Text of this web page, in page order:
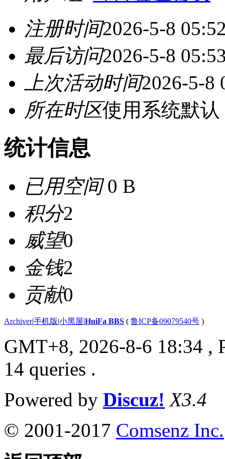
注册时间2026-5-8
最后访问2026-5-8
上次活动时间2026-5-8
所在时区使用系统默认
统计信息
已用空间0 B
积分2
威望0
金钱2
贡献0
Archiver|手机版|小黑屋|HuiFa BBS ( 鲁ICP备09079540号 )
GMT+8, 2026-8-6 18:34 ,
14 queries .
Powered by Discuz! X3.4
© 2001-2017 Comsenz Inc.